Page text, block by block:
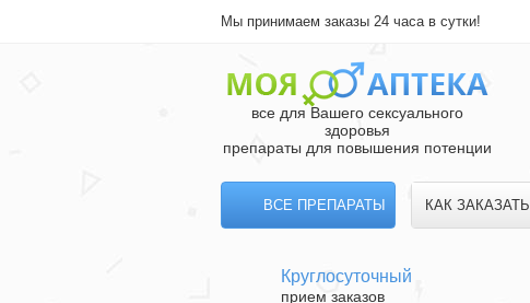
Мы принимаем заказы 24 часа в сутки!
все для Вашего сексуального
здоровья
препараты для повышения потенции
ВСЕ ПРЕПАРАТЫ КАК ЗАКАЗАТЬ
Круглосуточный
прием заказов